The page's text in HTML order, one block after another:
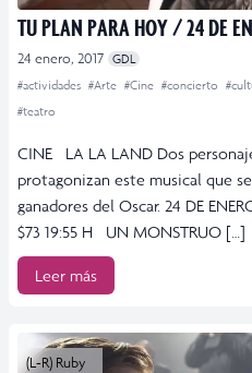
TU PLAN PARA HOY / 24 DE
24 enero, 2017 GDL
#actividades #Arte #Cine #concierto
#teatro
CINE LA LA LAND Dos
protagonizan este musical que
ganadores del Oscar. 24 DE
$73 19:55 H UN MONSTRUO […]
Leer más
(L-R) Ruby